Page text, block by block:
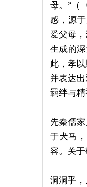
母。”（
感，源
爱父母
生成的
此，孝
并表达
羁绊与精
先秦儒
于犬马
容。关于
洞洞乎